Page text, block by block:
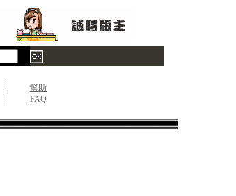
幫助
FAQ